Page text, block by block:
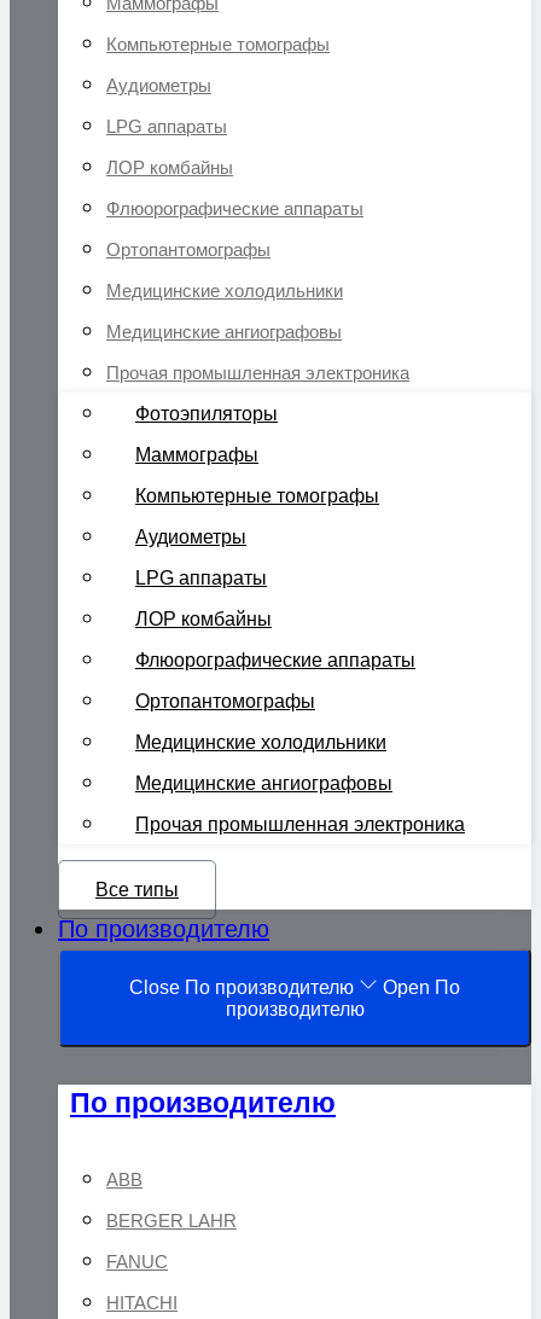
Компьютерные томографы
Аудиометры
LPG аппараты
ЛОР комбайны
Флюорографические аппараты
Ортопантомографы
Медицинские холодильники
Медицинские ангиографовы
Прочая промышленная электроника
Фотоэпиляторы
Маммографы
Компьютерные томографы
Аудиометры
LPG аппараты
ЛОР комбайны
Флюорографические аппараты
Ортопантомографы
Медицинские холодильники
Медицинские ангиографовы
Прочая промышленная электроника
Все типы
По производителю
Close По производителю
Open По
производителю
По производителю
ABB
BERGER LAHR
FANUC
HITACHI